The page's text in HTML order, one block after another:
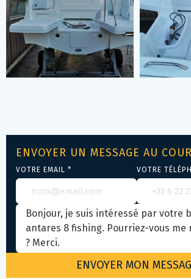
ENVOYER UN MESSAGE AU
VOTRE EMAIL * VOTRE